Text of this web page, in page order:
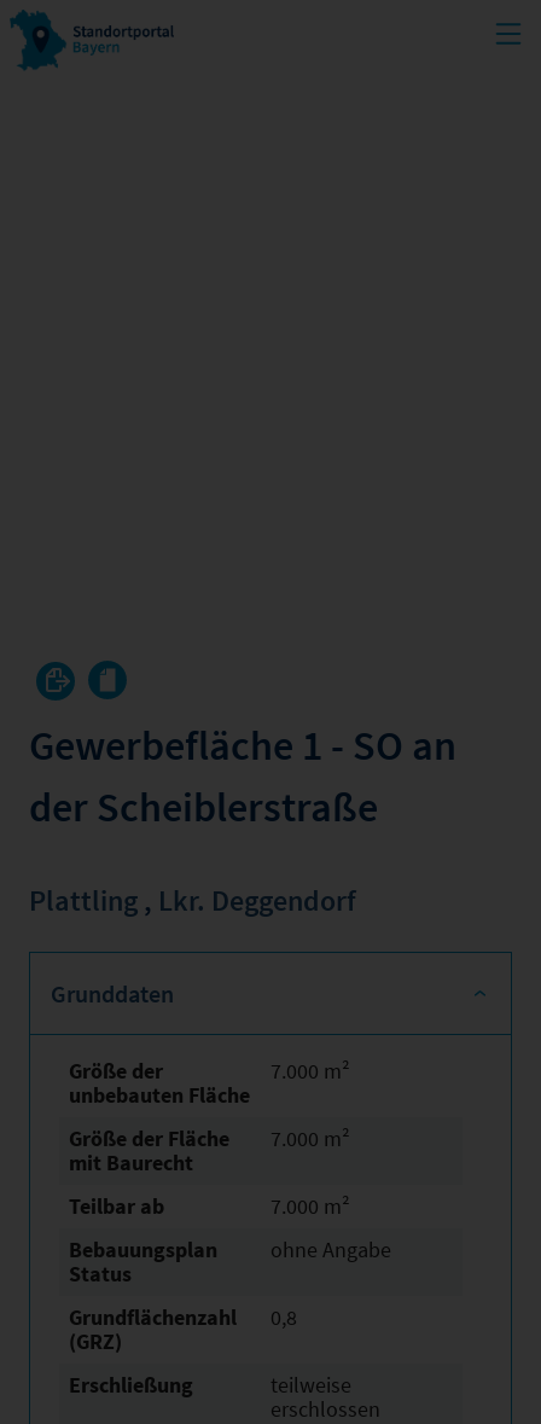
Gewerbefläche 1 - SO an
der Scheiblerstraße
Plattling , Lkr. Deggendorf
Grunddaten
Größe der
unbebauten Fläche
7.000 m²
Größe der Fläche
mit Baurecht
7.000 m²
Teilbar ab
7.000 m²
Bebauungsplan
Status
ohne Angabe
Grundflächen­zahl
(GRZ)
0,8
Erschließung
teilweise
erschlossen